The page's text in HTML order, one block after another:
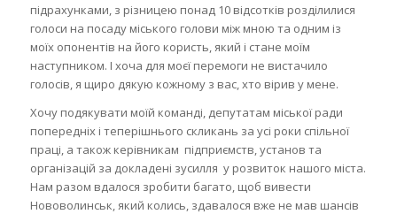
підрахунками, з різницею понад 10 відсотків розділилися
голоси на посаду міського голови між мною та одним із
моїх опонентів на його користь, який і стане моїм
наступником. І хоча для моєї перемоги не вистачило
голосів, я щиро дякую кожному з вас, хто вірив у мене.
Хочу подякувати моїй команді, депутатам міської ради
попередніх і теперішнього скликань за усі роки спільної
праці, а також керівникам підприємств, установ та
організацій за докладені зусилля у розвиток нашого міста.
Нам разом вдалося зробити багато, щоб вивести
Нововолинськ, який колись, здавалося вже не мав шансів